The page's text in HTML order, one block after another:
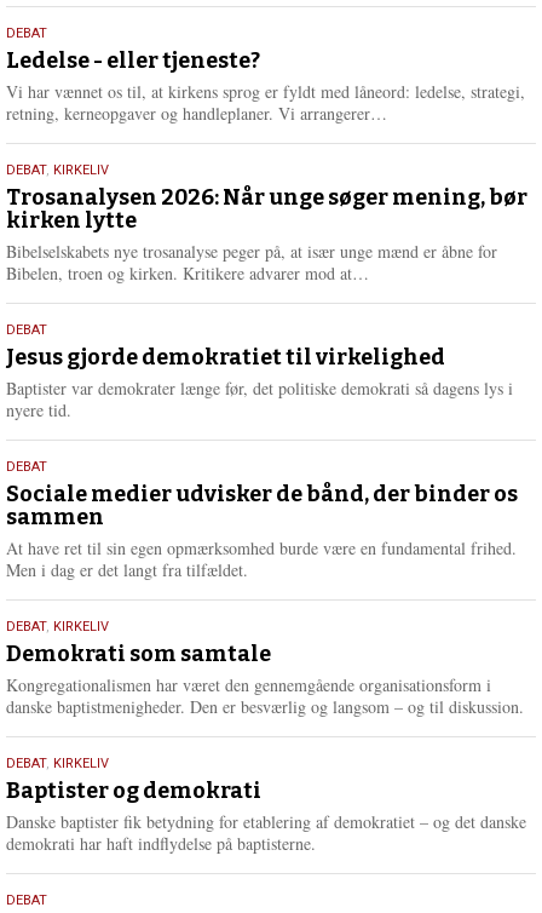
e
r
e
10.
juni
2026
DEBAT
Ledelse - eller tjeneste?
Vi har vænnet os til, at kirkens sprog er fyldt med låneord: ledelse, strategi,
retning, kerneopgaver og handleplaner. Vi arrangerer…
e
2.
juni
2026
DEBAT, KIRKELIV
Trosanalysen 2026: Når unge søger mening, bør
kirken lytte
Bibelselskabets nye trosanalyse peger på, at især unge mænd er åbne for
Bibelen, troen og kirken. Kritikere advarer mod at…
e
r
18.
maj
2026
DEBAT
Jesus gjorde demokratiet til virkelighed
Baptister var demokrater længe før, det politiske demokrati så dagens lys i
nyere tid.
18.
maj
2026
DEBAT
Sociale medier udvisker de bånd, der binder os
sammen
At have ret til sin egen opmærksomhed burde være en fundamental frihed.
Men i dag er det langt fra tilfældet.
18.
maj
2026
DEBAT, KIRKELIV
Demokrati som samtale
Kongregationalismen har været den gennemgående organisationsform i
danske baptistmenigheder. Den er besværlig og langsom – og til diskussion.
18.
maj
2026
DEBAT, KIRKELIV
Baptister og demokrati
Danske baptister fik betydning for etablering af demokratiet – og det danske
demokrati har haft indflydelse på baptisterne.
18.
DEBAT